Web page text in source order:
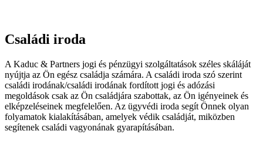
Családi iroda
A Kaduc & Partners jogi és pénzügyi szolgáltatások széles skáláját
nyújtja az Ön egész családja számára. A családi iroda szó szerint
családi irodának/családi irodának fordított jogi és adózási
megoldások csak az Ön családjára szabottak, az Ön igényeinek és
elképzeléseinek megfelelően. Az ügyvédi iroda segít Önnek olyan
folyamatok kialakításában, amelyek védik családját, miközben
segítenek családi vagyonának gyarapításában.